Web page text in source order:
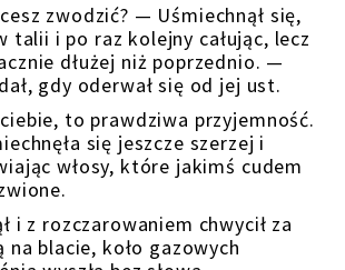
zwodzić? — Uśmiechnął się,
talii i po raz kolejny całując, lecz
dłużej niż poprzednio. —
gdy oderwał się od jej ust.
to prawdziwa przyjemność.
się jeszcze szerzej i
włosy, które jakimś cudem
i z rozczarowaniem chwycił za
na blacie, koło gazowych